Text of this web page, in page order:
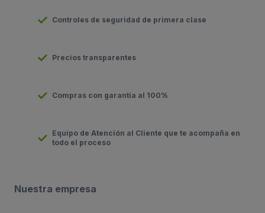
Controles de seguridad de primera clase
Precios transparentes
Compras con garantía al 100%
Equipo de Atención al Cliente que te acompaña en
todo el proceso
Nuestra empresa